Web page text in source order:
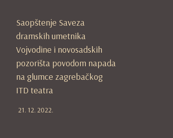
Saopštenje Saveza
dramskih umetnika
Vojvodine i novosadskih
pozorišta povodom napada
na glumce zagrebačkog
ITD teatra
21. 12. 2022.